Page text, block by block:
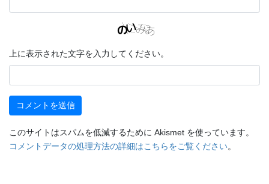
上に表示された文字を入力してください。
このサイトはスパムを低減するために Akismet を使っています。
コメントデータの処理方法の詳細はこちらをご覧ください。